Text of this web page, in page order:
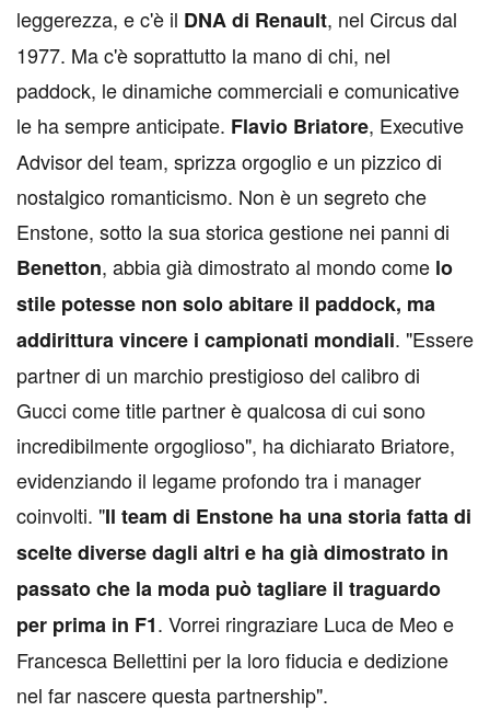
leggerezza, e c'è il DNA di Renault, nel Circus dal
1977. Ma c'è soprattutto la mano di chi, nel
paddock, le dinamiche commerciali e comunicative
le ha sempre anticipate. Flavio Briatore, Executive
Advisor del team, sprizza orgoglio e un pizzico di
nostalgico romanticismo. Non è un segreto che
Enstone, sotto la sua storica gestione nei panni di
Benetton, abbia già dimostrato al mondo come lo
stile potesse non solo abitare il paddock, ma
addirittura vincere i campionati mondiali. "Essere
partner di un marchio prestigioso del calibro di
Gucci come title partner è qualcosa di cui sono
incredibilmente orgoglioso", ha dichiarato Briatore,
evidenziando il legame profondo tra i manager
coinvolti. "Il team di Enstone ha una storia fatta di
scelte diverse dagli altri e ha già dimostrato in
passato che la moda può tagliare il traguardo
per prima in F1. Vorrei ringraziare Luca de Meo e
Francesca Bellettini per la loro fiducia e dedizione
nel far nascere questa partnership".